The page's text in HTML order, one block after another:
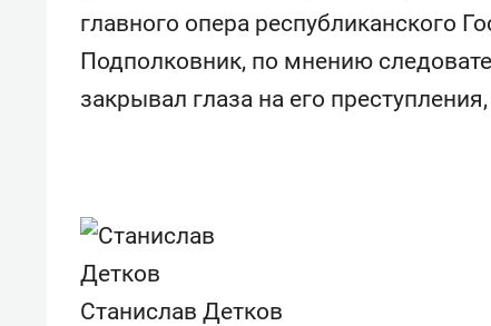
главного опера республиканского
Подполковник, по мнению
закрывал глаза на его
Станислав Детков